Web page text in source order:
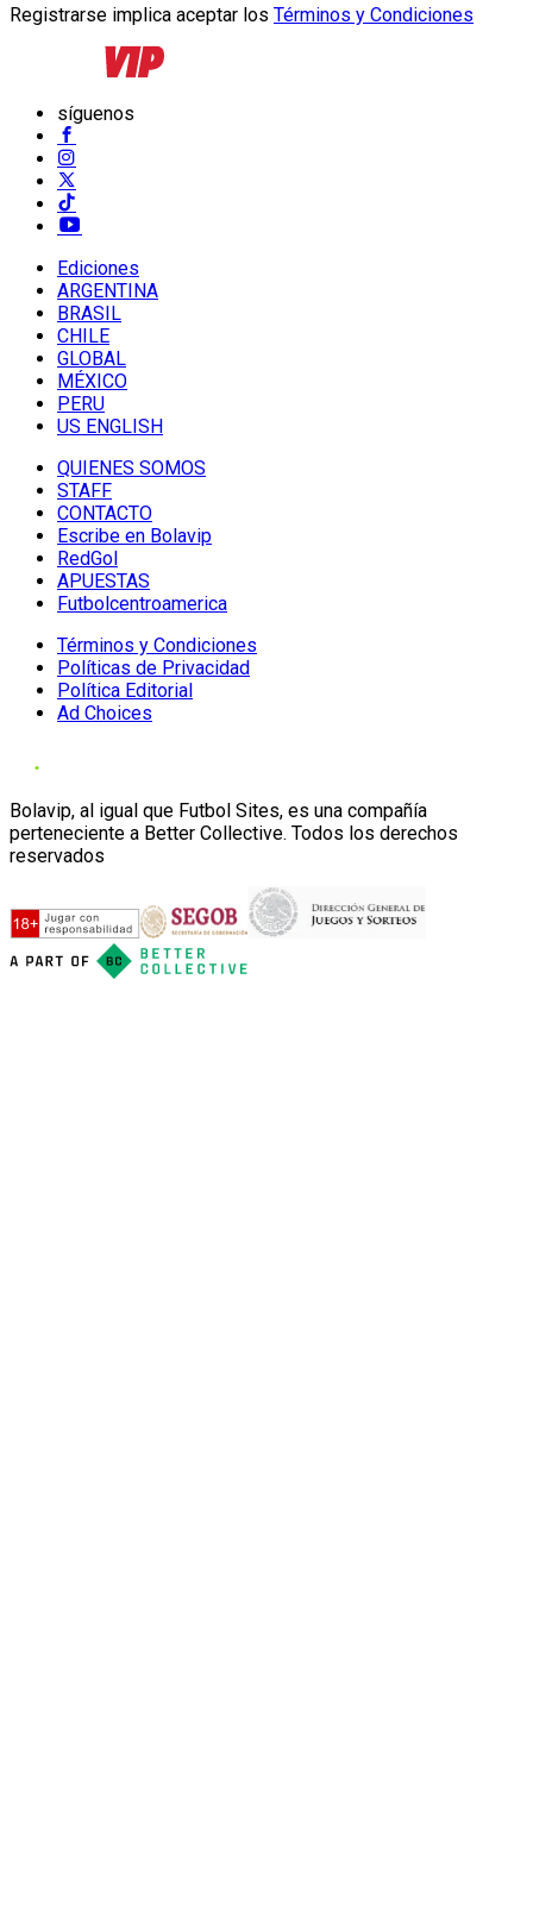
Registrarse implica aceptar los Términos y Condiciones
síguenos
Ediciones
ARGENTINA
BRASIL
CHILE
GLOBAL
MÉXICO
PERU
US ENGLISH
QUIENES SOMOS
STAFF
CONTACTO
Escribe en Bolavip
RedGol
APUESTAS
Futbolcentroamerica
Términos y Condiciones
Políticas de Privacidad
Política Editorial
Ad Choices
Bolavip, al igual que Futbol Sites, es una compañía
perteneciente a Better Collective. Todos los derechos
reservados